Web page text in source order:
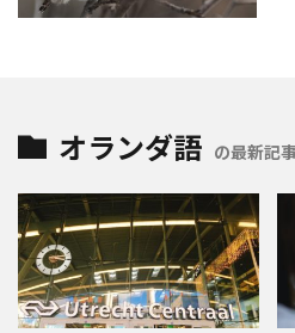
オランダ語 の最新記